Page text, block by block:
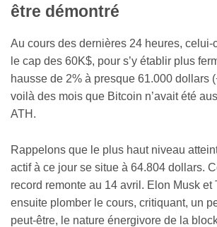
être démontré
Au cours des dernières 24 heures, celui-
le cap des 60K$, pour s’y établir plus
hausse de 2% à presque 61.000 dollars
voilà des mois que Bitcoin n’avait été
ATH.
Rappelons que le plus haut niveau
actif à ce jour se situe à 64.804 dollars.
record remonte au 14 avril. Elon Musk et
ensuite plomber le cours, critiquant, un
peut-être, le nature énergivore de la